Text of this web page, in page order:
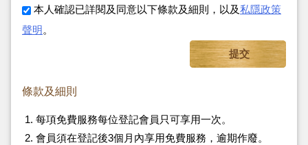
本人確認已詳閱及同意以下條款及細則，以及私隱政策
聲明 。
條款及細則
每項免費服務每位登記會員只可享用一次。
會員須在登記後3個月內享用免費服務，逾期作廢。